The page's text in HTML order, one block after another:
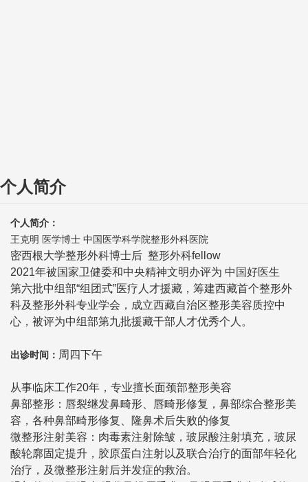
个人简介
个人简介：
王克明 医学博士 中国医学科学院整形外科医院
密西根大学整形外科博士后 整形外科fellow
2021年被国家卫健委和中央精神文明办评为 中国好医生
第六批中组部“组团式”医疗人才援藏，筹建西藏首个整形外
科及整形外科专业学会，成立西藏自治区整形美容质控中
心，被评为中组部第九批援藏干部人才优秀个人。
出诊时间： 周四下午
从事临床工作20年，专业擅长面颈部整形美容
鼻部整形：唇裂继发鼻畸形、唇畸形修复，鼻部综合整形美
容，各种鼻部畸形修复、隆鼻术后失败的修复
微整形注射美容：肉毒素注射除皱，玻尿酸注射填充，玻尿
酸轮廓固定提升，胶原蛋白注射以及联合治疗的面部年轻化
治疗，及微整形注射后并发症的救治。